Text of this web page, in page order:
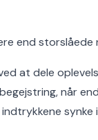
end storslåede
at dele
når